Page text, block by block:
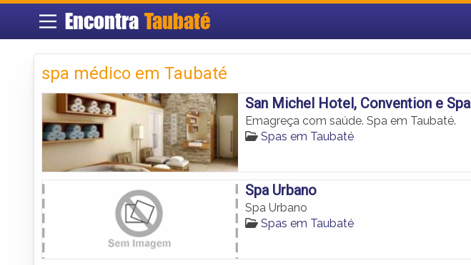
Encontra Taubaté
spa médico em Taubaté
San Michel Hotel, Convention e Spa
Emagreça com saúde. Spa em Taubaté.
Spas em Taubaté
Spa Urbano
Spa Urbano
Spas em Taubaté